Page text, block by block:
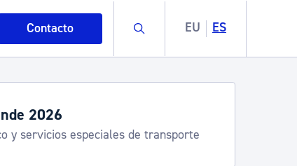
Contacto Buscar EU ES
2026
y servicios especiales de transporte